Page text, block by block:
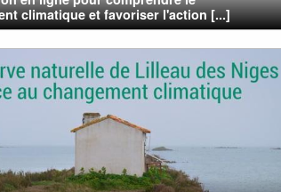
climatique et favoriser l'action [...]